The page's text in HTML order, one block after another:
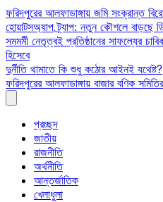
Skip
to
content
ফরিদপুরের আলফাডাঙ্গায় জমি সংক্রান্ত
হোয়াটসঅ্যাপ ট্র্যাপ: নতুন কৌশলে বাড়ছে
সমমর্মী নেতৃত্বই প্রতিষ্ঠানের সাফল্যের
হিসেবে
দুর্নীতি থামাতে কি শুধু কঠোর আইনই যথেষ্ট?
ফরিদপুরের আলফাডাঙ্গায় বাজার বণিক
প্রচ্ছদ
জাতীয়
রাজনীতি
অর্থনীতি
আন্তর্জাতিক
খেলাধুলা